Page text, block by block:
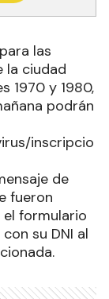
las
la ciudad
1970 y 1980,
podrán
inscripcio
de
fueron
formulario
su DNI al